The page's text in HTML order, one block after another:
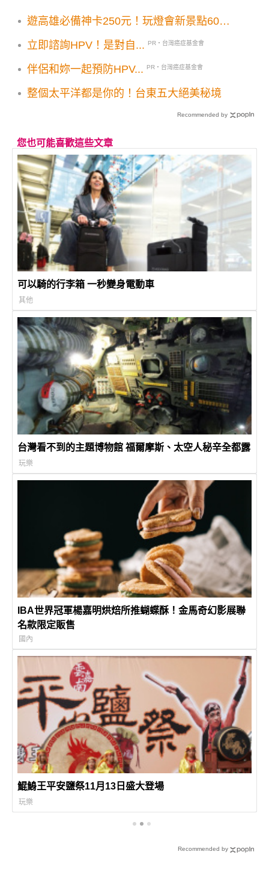
遊高雄必備神卡250元！玩燈會新景點60家
立即諮詢HPV！是對自...
PR・台灣癌症基金會
伴侶和妳一起預防HPV... PR・台灣癌症基金會
整個太平洋都是你的！台東五大絕美秘境
Recommended by
您也可能喜歡這些文章
可以騎的行李箱 一秒變身電動車
其他
台灣看不到的主題博物館 福爾摩斯、太空人秘辛全都露
玩樂
IBA世界冠軍楊嘉明烘焙所推蝴蝶酥！金馬奇幻影展聯
名款限定販售
國內
鯤鯓王平安鹽祭11月13日盛大登場
玩樂
Recommended by